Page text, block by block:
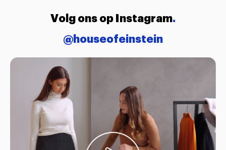
Volg ons op Instagram.
@houseofeinstein